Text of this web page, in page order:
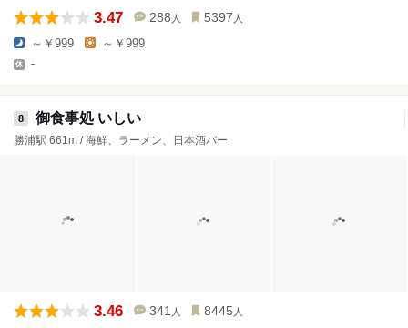
3.47 288 人 5397 人
～￥999 ～￥999
-
8 御食事処 いしい
勝浦駅 661m / 海鮮、ラーメン、日本酒バー
3.46 341 人 8445 人